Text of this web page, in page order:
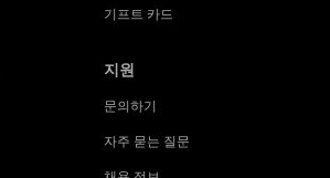
기프트 카드
지원
문의하기
자주 묻는 질문